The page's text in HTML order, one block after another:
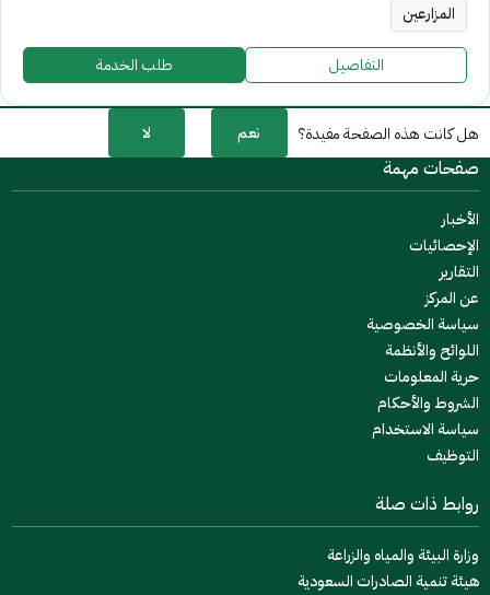
المزارعين
التفاصيل طلب الخدمة
هل كانت هذه الصفحة مفيدة؟ نعم لا
صفحات مهمة
الأخبار
الإحصائيات
التقارير
عن المركز
سياسة الخصوصية
اللوائح والأنظمة
حرية المعلومات
الشروط والأحكام
سياسة الاستخدام
التوظيف
روابط ذات صلة
وزارة البيئة والمياه والزراعة
هيئة تنمية الصادرات السعودية